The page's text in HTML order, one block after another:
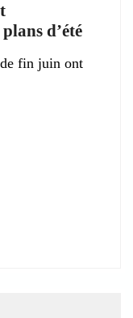
d’été
fin juin ont